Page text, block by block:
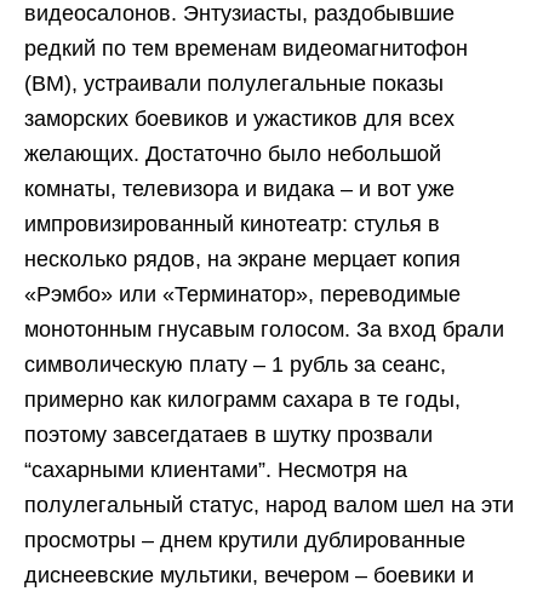
видеосалонов. Энтузиасты, раздобывшие
редкий по тем временам видеомагнитофон
(ВМ), устраивали полулегальные показы
заморских боевиков и ужастиков для всех
желающих. Достаточно было небольшой
комнаты, телевизора и видака – и вот уже
импровизированный кинотеатр: стулья в
несколько рядов, на экране мерцает копия
«Рэмбо» или «Терминатор», переводимые
монотонным гнусавым голосом. За вход брали
символическую плату – 1 рубль за сеанс,
примерно как килограмм сахара в те годы,
поэтому завсегдатаев в шутку прозвали
“сахарными клиентами”. Несмотря на
полулегальный статус, народ валом шел на эти
просмотры – днем крутили дублированные
диснеевские мультики, вечером – боевики и